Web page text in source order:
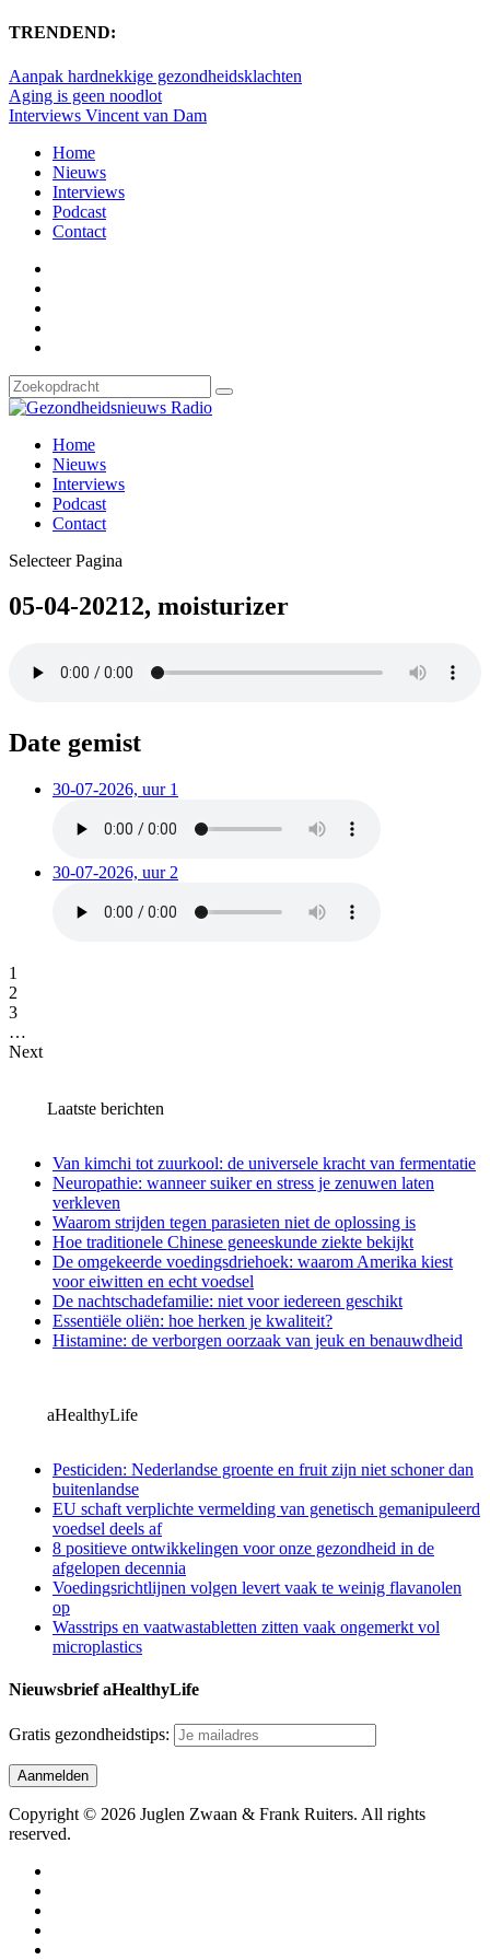
TRENDEND:
Aanpak hardnekkige gezondheidsklachten
Aging is geen noodlot
Interviews Vincent van Dam
Home
Nieuws
Interviews
Podcast
Contact
Home
Nieuws
Interviews
Podcast
Contact
Selecteer Pagina
05-04-20212, moisturizer
Date gemist
30-07-2026, uur 1
30-07-2026, uur 2
1
2
3
…
Next
Laatste berichten
Van kimchi tot zuurkool: de universele kracht van fermentatie
Neuropathie: wanneer suiker en stress je zenuwen laten
verkleven
Waarom strijden tegen parasieten niet de oplossing is
Hoe traditionele Chinese geneeskunde ziekte bekijkt
De omgekeerde voedingsdriehoek: waarom Amerika kiest
voor eiwitten en echt voedsel
De nachtschadefamilie: niet voor iedereen geschikt
Essentiële oliën: hoe herken je kwaliteit?
Histamine: de verborgen oorzaak van jeuk en benauwdheid
aHealthyLife
Pesticiden: Nederlandse groente en fruit zijn niet schoner dan
buitenlandse
EU schaft verplichte vermelding van genetisch gemanipuleerd
voedsel deels af
8 positieve ontwikkelingen voor onze gezondheid in de
afgelopen decennia
Voedingsrichtlijnen volgen levert vaak te weinig flavanolen
op
Wasstrips en vaatwastabletten zitten vaak ongemerkt vol
microplastics
Nieuwsbrief aHealthyLife
Gratis gezondheidstips:
Copyright © 2026 Juglen Zwaan & Frank Ruiters. All rights
reserved.